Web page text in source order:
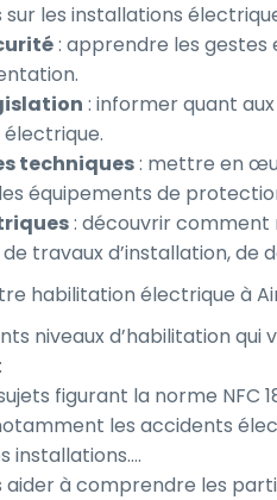
les installations
: apprendre les gestes
: informer quant
techniques: mettre en
équipements de
: découvrir comment
travaux d’installation, de
habilitation électrique à
niveaux d’habilitation
figurant la norme NFC
les accidents
installations….
aider à comprendre les